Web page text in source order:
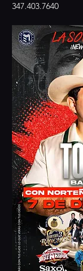
347.403.7640